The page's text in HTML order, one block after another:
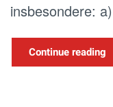
insbesondere:
Continue reading